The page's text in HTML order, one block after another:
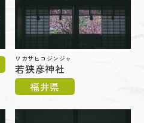
ワカサヒコジンジャ
若狭彦神社
福井県